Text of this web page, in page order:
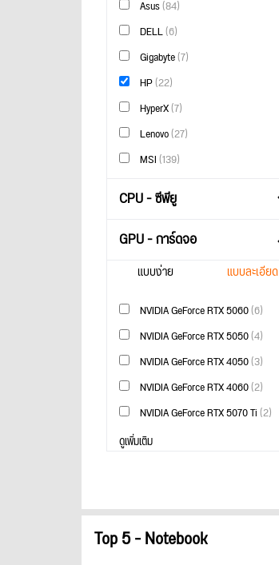
Asus(84)
DELL(6)
Gigabyte(7)
HP(22)
HyperX(7)
Lenovo(27)
MSI(139)
CPU - ซีพียู
GPU - การ์ดจอ
แบบง่าย แบบละเอียด
NVIDIA GeForce RTX 5060(6)
NVIDIA GeForce RTX 5050(4)
NVIDIA GeForce RTX 4050(3)
NVIDIA GeForce RTX 4060(2)
NVIDIA GeForce RTX 5070 Ti(2)
ดูเพิ่มเติม
Top 5 - Notebook